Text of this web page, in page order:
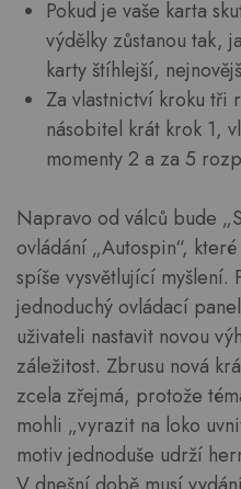
Pokud je vaše karta
výdělky zůstanou tak,
karty štíhlejší,
Za vlastnictví kroku tři
násobitel krát krok 1,
momenty 2 a za 5
Napravo od válců bude
ovládání „Autospin“,
spíše vysvětlující myšlení.
jednoduchý ovládací
uživateli nastavit novou
záležitost. Zbrusu nová
zcela zřejmá, protože
mohli „vyrazit na loko
motiv jednoduše udrží